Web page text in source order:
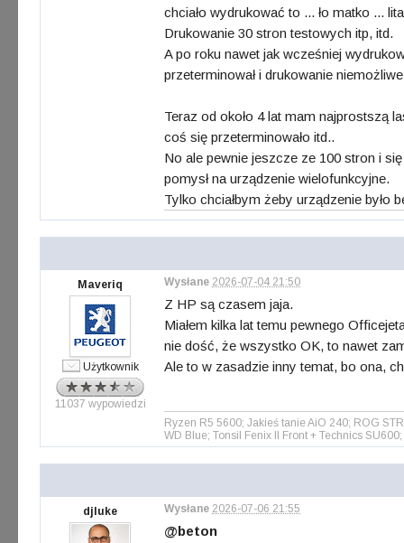
chciało wydrukować to ... ło matko ...
Drukowanie 30 stron testowych itp, itd.
A po roku nawet jak wcześniej
przeterminował i drukowanie
Teraz od około 4 lat mam najprostszą
coś się przeterminowało itd..
No ale pewnie jeszcze ze 100 stron i
pomysł na urządzenie wielofunkcyjne.
Tylko chciałbym żeby urządzenie było
Maveriq
Użytkownik
11037 wypowiedzi
Wysłane 2026-07-04 21:50
Z HP są czasem jaja.
Miałem kilka lat temu pewnego
nie dość, że wszystko OK, to nawet
Ale to w zasadzie inny temat, bo ona,
Ryzen R5 5600; Jakieś tanie AiO 240; ROG
WD Blue; Tonsil Fenix II Front + Technics
djluke Wysłane 2026-07-06 21:55
@beton